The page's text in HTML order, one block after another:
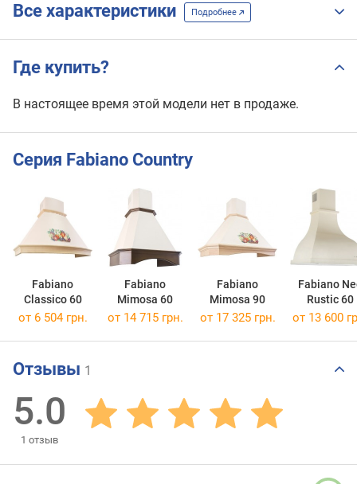
Все характеристики Подробнее
Где купить?
В настоящее время этой модели нет в продаже.
Серия Fabiano Country
Fabiano
Classico 60
Fabiano
Mimosa 60
Fabiano
Mimosa 90
Fabiano
Rustic 60
от 6 504 грн. от 14 715 грн. от 17 325 грн. от 13 600
Отзывы 1
5.0
1 отзыв